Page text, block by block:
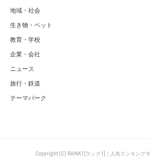
地域・社会
生き物・ペット
教育・学校
企業・会社
ニュース
旅行・鉄道
テーマパーク
Copyright (C) RANK1[ランク1]｜人気ランキング